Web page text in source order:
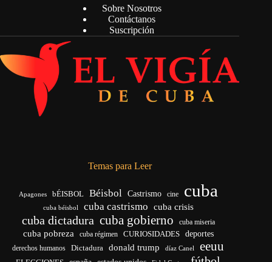
Sobre Nosotros
Contáctanos
Suscripción
Temas para Leer
Apagones bÉISBOL Béisbol Castrismo cine cuba
cuba béisbol cuba castrismo cuba crisis
cuba dictadura cuba gobierno cuba miseria
cuba pobreza cuba régimen CURIOSIDADES deportes
derechos humanos Dictadura donald trump díaz Canel eeuu